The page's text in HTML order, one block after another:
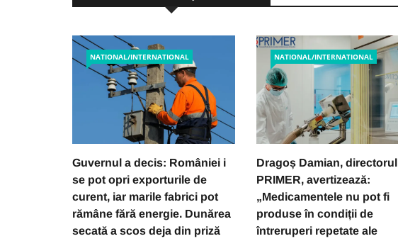
NATIONAL/INTERNATIONAL
Guvernul a decis: României i
se pot opri exporturile de
curent, iar marile fabrici pot
rămâne fără energie. Dunărea
secată a scos deja din priză
NATIONAL/INTERNATIONAL
Dragoș Damian, directorul
PRIMER, avertizează:
„Medicamentele nu pot fi
produse în condiții de
întreruperi repetate ale